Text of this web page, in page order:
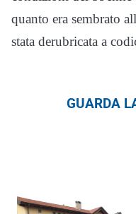
quanto era sembrato
stata derubricata a
GUARDA